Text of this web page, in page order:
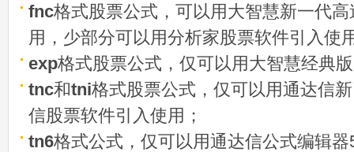
fnc格式股票公式，可以用大智慧新一代
用，少部分可以用分析家股票软件引入使
exp格式股票公式，仅可以用大智慧经典
tnc和tni格式股票公式，仅可以用通达信
信股票软件引入使用；
tn6格式公式，仅可以用通达信公式编辑